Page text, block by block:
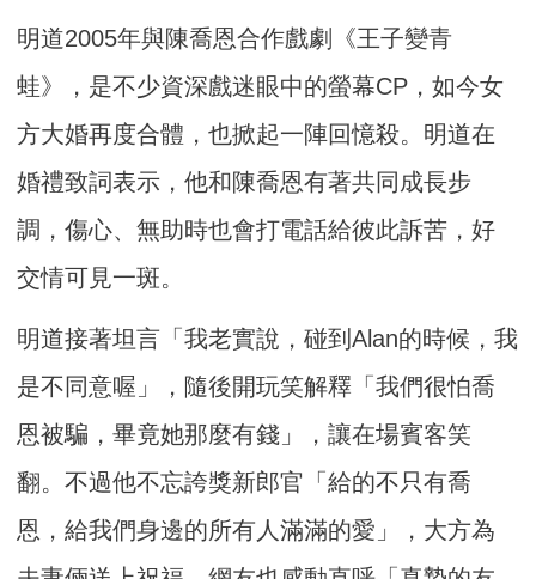
明道2005年與陳喬恩合作戲劇《王子變青
蛙》，是不少資深戲迷眼中的螢幕CP，如今女
方大婚再度合體，也掀起一陣回憶殺。明道在
婚禮致詞表示，他和陳喬恩有著共同成長步
調，傷心、無助時也會打電話給彼此訴苦，好
交情可見一斑。
明道接著坦言「我老實說，碰到Alan的時候，我
是不同意喔」，隨後開玩笑解釋「我們很怕喬
恩被騙，畢竟她那麼有錢」，讓在場賓客笑
翻。不過他不忘誇獎新郎官「給的不只有喬
恩，給我們身邊的所有人滿滿的愛」，大方為